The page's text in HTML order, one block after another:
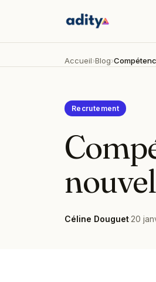
Accueil›Blog›
Recrutement
Céline Douguet·20